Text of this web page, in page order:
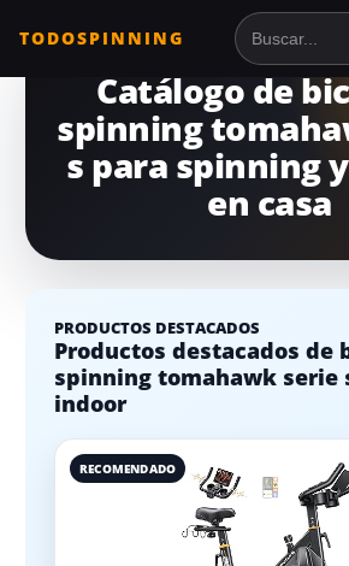
TODOSPINNING Buscar
Catálogo de
spinning
s para spinning
en casa
PRODUCTOS DESTACADOS
Productos destacados de
spinning tomahawk serie
indoor
RECOMENDADO